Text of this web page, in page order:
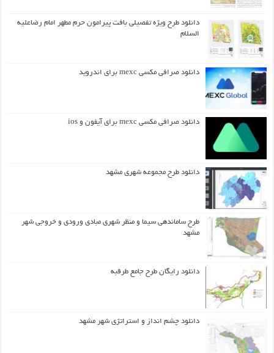
دانلود طرح ويژه تفصيلي بافت پيرامون حرم مطهر امام رضاعليه
السلام
دانلود صرافی مکسی mexc برای اندروید
دانلود صرافی مکسی mexc برای آیفون و ios
دانلود طرح مجموعه شهری مشهد
طرح ساماندهی سیما و منظر شهری مبادی ورودی و خروجی شهر
مشهد
دانلود رایگان طرح جامع طرقبه
دانلود چشم انداز و استراتژی شهر مشهد